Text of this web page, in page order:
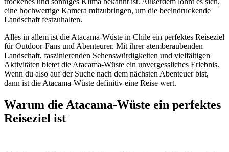
eine hochwertige Kamera mitzubringen, um die beeindruckende
Landschaft festzuhalten.
Alles in allem ist die Atacama-Wüste in Chile ein perfektes Reiseziel
für Outdoor-Fans und Abenteurer. Mit ihrer atemberaubenden
Landschaft, faszinierenden Sehenswürdigkeiten und vielfältigen
Aktivitäten bietet die Atacama-Wüste ein unvergessliches Erlebnis.
Wenn du also auf der Suche nach dem nächsten Abenteuer bist,
dann ist die Atacama-Wüste definitiv eine Reise wert.
Warum die Atacama-Wüste ein perfektes
Reiseziel ist